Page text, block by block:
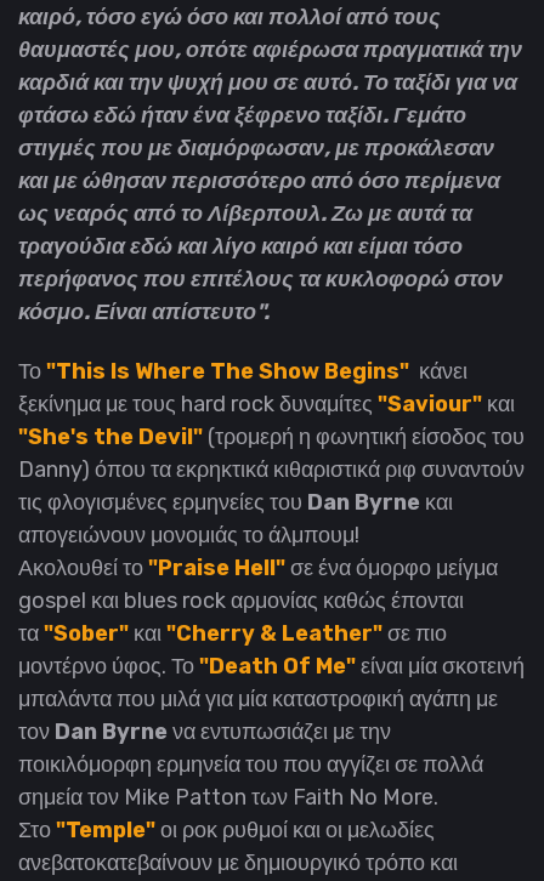
καιρό, τόσο εγώ όσο και πολλοί από τους
θαυμαστές μου, οπότε αφιέρωσα πραγματικά την
καρδιά και την ψυχή μου σε αυτό. Το ταξίδι για να
φτάσω εδώ ήταν ένα ξέφρενο ταξίδι. Γεμάτο
στιγμές που με διαμόρφωσαν, με προκάλεσαν
και με ώθησαν περισσότερο από όσο περίμενα
ως νεαρός από το Λίβερπουλ. Ζω με αυτά τα
τραγούδια εδώ και λίγο καιρό και είμαι τόσο
περήφανος που επιτέλους τα κυκλοφορώ στον
κόσμο. Είναι απίστευτο".
Το"This Is Where The Show Begins" κάνει
ξεκίνημα με τους hard rock δυναμίτες "Saviour" και
"She's the Devil" (τρομερή η φωνητική είσοδος του
Danny) όπου τα εκρηκτικά κιθαριστικά ριφ συναντούν
τις φλογισμένες ερμηνείες του Dan Byrne και
απογειώνουν μονομιάς το άλμπουμ!
Ακολουθεί το"Praise Hell"σε ένα όμορφο μείγμα
gospel και blues rock αρμονίας καθώς έπονται
τα"Sober" και"Cherry & Leather"σε πιο
μοντέρνο ύφος. Το"Death Of Me"είναι μία σκοτεινή
μπαλάντα που μιλά για μία καταστροφική αγάπη με
τον Dan Byrne να εντυπωσιάζει με την
ποικιλόμορφη ερμηνεία του που αγγίζει σε πολλά
σημεία τον Mike Patton των Faith No More.
Στο"Temple"οι ροκ ρυθμοί και οι μελωδίες
ανεβατοκατεβαίνουν με δημιουργικό τρόπο και